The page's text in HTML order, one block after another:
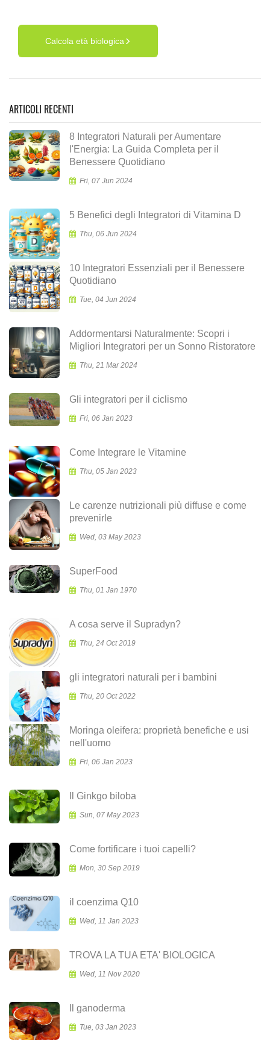
Calcola età biologica
ARTICOLI RECENTI
8 Integratori Naturali per Aumentare
l'Energia: La Guida Completa per il
Benessere Quotidiano
Fri, 07 Jun 2024
5 Benefici degli Integratori di Vitamina D
Thu, 06 Jun 2024
10 Integratori Essenziali per il Benessere
Quotidiano
Tue, 04 Jun 2024
Addormentarsi Naturalmente: Scopri i
Migliori Integratori per un Sonno Ristoratore
Thu, 21 Mar 2024
Gli integratori per il ciclismo
Fri, 06 Jan 2023
Come Integrare le Vitamine
Thu, 05 Jan 2023
Le carenze nutrizionali più diffuse e come
prevenirle
Wed, 03 May 2023
SuperFood
Thu, 01 Jan 1970
A cosa serve il Supradyn?
Thu, 24 Oct 2019
gli integratori naturali per i bambini
Thu, 20 Oct 2022
Moringa oleifera: proprietà benefiche e usi
nell'uomo
Fri, 06 Jan 2023
Il Ginkgo biloba
Sun, 07 May 2023
Come fortificare i tuoi capelli?
Mon, 30 Sep 2019
il coenzima Q10
Wed, 11 Jan 2023
TROVA LA TUA ETA' BIOLOGICA
Wed, 11 Nov 2020
Il ganoderma
Tue, 03 Jan 2023